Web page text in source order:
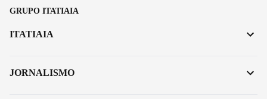
GRUPO ITATIAIA
ITATIAIA
JORNALISMO